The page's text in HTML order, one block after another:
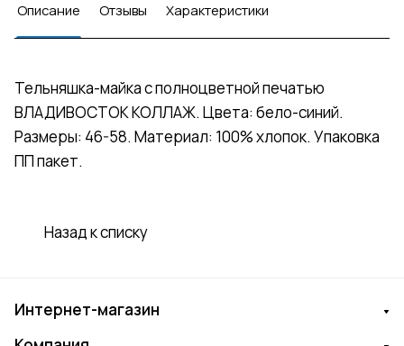
Описание Отзывы Характеристики
Тельняшка-майка с полноцветной печатью
ВЛАДИВОСТОК КОЛЛАЖ. Цвета: бело-синий.
Размеры: 46-58. Материал: 100% хлопок. Упаковка
ПП пакет.
Назад к списку
Интернет-магазин